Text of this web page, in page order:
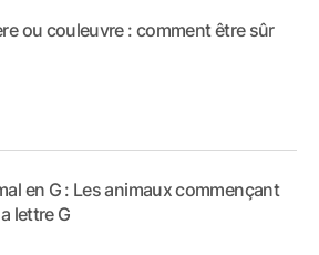
ou couleuvre : comment être sûr
en G : Les animaux commençant
lettre G